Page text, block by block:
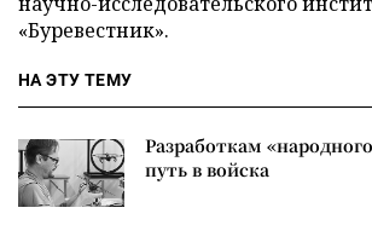
«Буревестник».
НА ЭТУ ТЕМУ
Разработкам
путь в войска